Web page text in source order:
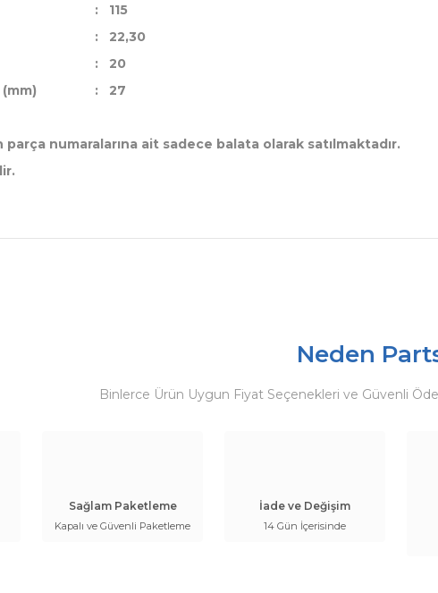
:
115
:
22,30
:
20
: 27
numaralarına ait sadece balata olarak satılmaktadır.
Neden
Binlerce Ürün Uygun Fiyat Seçenekleri ve Güvenli
Sağlam Paketleme
Kapalı ve Güvenli Paketleme
İade ve Değişim
14 Gün İçerisinde